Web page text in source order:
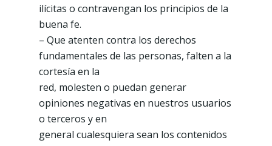
ilícitas o contravengan los principios de la
buena fe.
– Que atenten contra los derechos
fundamentales de las personas, falten a la
cortesía en la
red, molesten o puedan generar
opiniones negativas en nuestros usuarios
o terceros y en
general cualesquiera sean los contenidos